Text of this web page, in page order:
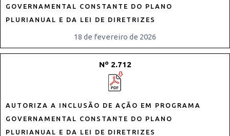
GOVERNAMENTAL CONSTANTE DO PLANO
PLURIANUAL E DA LEI DE DIRETRIZES
18 de fevereiro de 2026
Nº 2.712
AUTORIZA A INCLUSÃO DE AÇÃO EM PROGRAMA
GOVERNAMENTAL CONSTANTE DO PLANO
PLURIANUAL E DA LEI DE DIRETRIZES